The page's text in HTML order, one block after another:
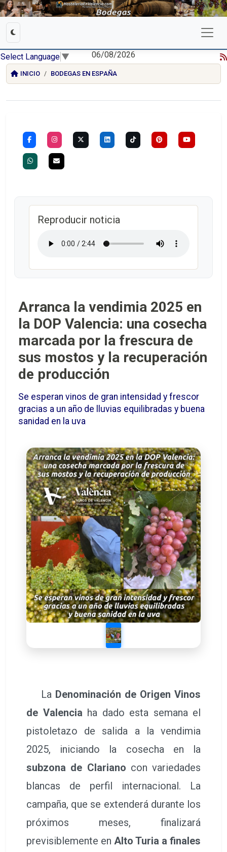
Select Language ▼ 06/08/2026
INICIO BODEGAS EN ESPAÑA
Reproducir noticia
Arranca la vendimia 2025 en
la DOP Valencia: una cosecha
marcada por la frescura de
sus mostos y la recuperación
de producción
Se esperan vinos de gran intensidad y frescor
gracias a un año de lluvias equilibradas y buena
sanidad en la uva
La Denominación de Origen Vinos
de Valencia ha dado esta semana el
pistoletazo de salida a la vendimia
2025, iniciando la cosecha en la
subzona de Clariano con variedades
blancas de perfil internacional. La
campaña, que se extenderá durante los
próximos meses, finalizará
previsiblemente en Alto Turia a finales